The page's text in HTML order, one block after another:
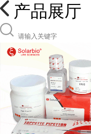
产品展厅